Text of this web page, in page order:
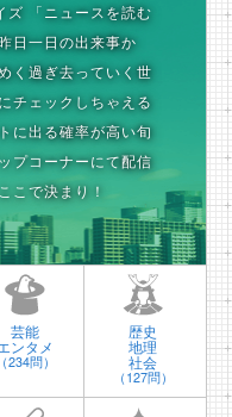
ズ 「ニュースを読む
日一日の出来事か
く過ぎ去っていく世
チェックしちゃえる
に出る確率が高い旬
プコーナーにて配信
こで決まり！
芸能
ンタメ
（234問）
歴史
地理
社会
（127問）